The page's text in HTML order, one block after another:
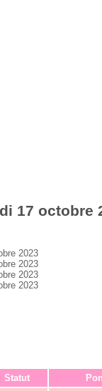
17 octobre
2023
2023
2023
2023
Statut